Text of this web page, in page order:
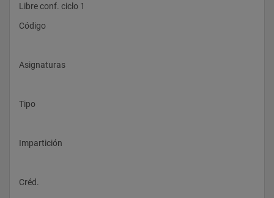
Libre conf. ciclo 1
Código
Asignaturas
Tipo
Impartición
Créd.